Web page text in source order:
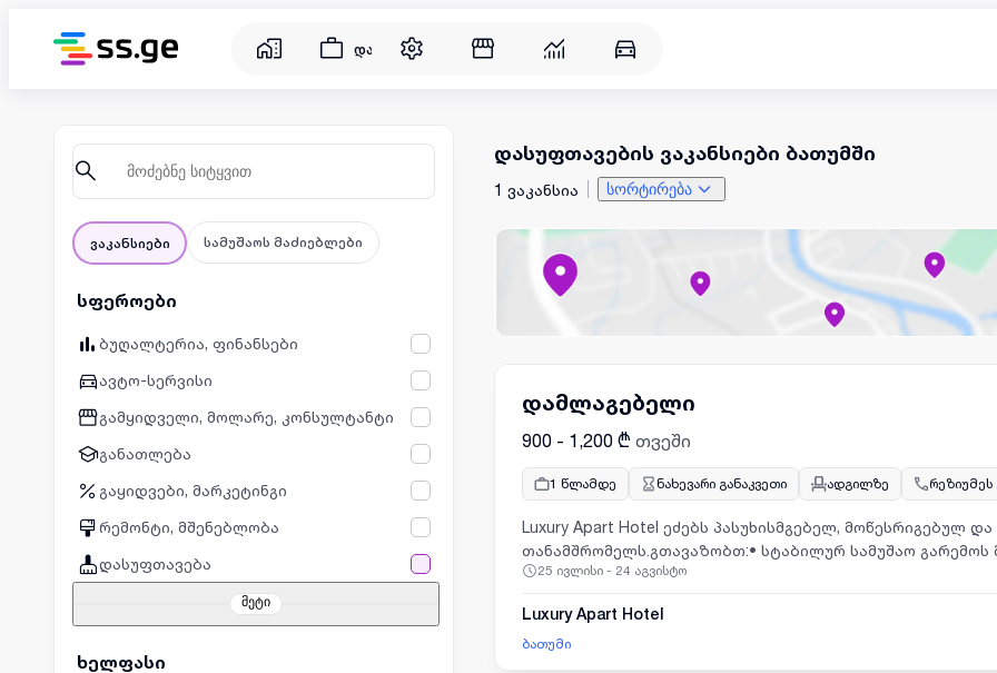
დასაქმება
ვაკანსიები სამუშაოს მაძიებლები
სფეროები
ბუღალტერია, ფინანსები
ავტო-სერვისი
გამყიდველი, მოლარე, კონსულტანტი
განათლება
გაყიდვები, მარკეტინგი
რემონტი, მშენებლობა
დასუფთავება
მეტი
ხელფასი
დასუფთავების ვაკანსიები ბათუმში
1 ვაკანსია სორტირება
დამლაგებელი
900 - 1,200 ₾ თვეში
1 წლამდე ნახევარი განაკვეთი ადგილზე რეზიუმეს
Luxury Apart Hotel ეძებს პასუხისმგებელ, მოწესრიგებულ
თანამშრომელს.გთავაზობთ:• სტაბილურ სამუშაო
კონკურენტულ ანაზღაურებას+ბონუსებს• მეგობრულ და
სუპერვაიზერის პოზიციაზე• ხელფასის მატება კარიერულ
25 ივლისი - 24 აგვისტო
Luxury Apart Hotel
ბათუმი